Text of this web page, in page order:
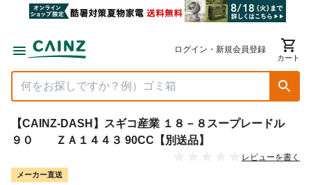
ログイン・新規会員登録
カート
【CAINZ-DASH】スギコ産業 １８－８スープレードル
９０ ＺＡ１４４３ 90CC【別送品】
レビューを書く
メーカー直送